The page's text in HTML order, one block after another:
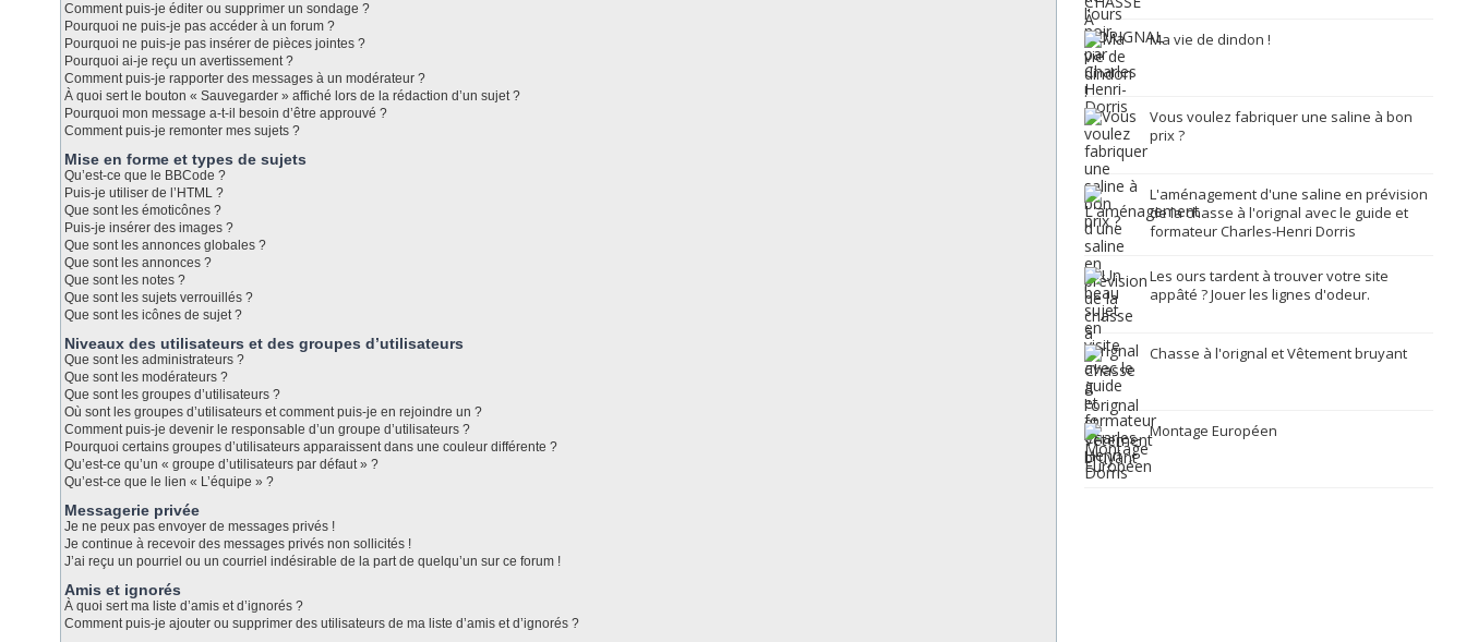
Comment puis-je éditer ou supprimer un sondage ?
Pourquoi ne puis-je pas accéder à un forum ?
Pourquoi ne puis-je pas insérer de pièces jointes ?
Pourquoi ai-je reçu un avertissement ?
Comment puis-je rapporter des messages à un modérateur ?
À quoi sert le bouton « Sauvegarder » affiché lors de la rédaction d’un sujet ?
Pourquoi mon message a-t-il besoin d’être approuvé ?
Comment puis-je remonter mes sujets ?
Mise en forme et types de sujets
Qu’est-ce que le BBCode ?
Puis-je utiliser de l’HTML ?
Que sont les émoticônes ?
Puis-je insérer des images ?
Que sont les annonces globales ?
Que sont les annonces ?
Que sont les notes ?
Que sont les sujets verrouillés ?
Que sont les icônes de sujet ?
Niveaux des utilisateurs et des groupes d’utilisateurs
Que sont les administrateurs ?
Que sont les modérateurs ?
Que sont les groupes d’utilisateurs ?
Où sont les groupes d’utilisateurs et comment puis-je en rejoindre un ?
Comment puis-je devenir le responsable d’un groupe d’utilisateurs ?
Pourquoi certains groupes d’utilisateurs apparaissent dans une couleur différente ?
Qu’est-ce qu’un « groupe d’utilisateurs par défaut » ?
Qu’est-ce que le lien « L’équipe » ?
Messagerie privée
Je ne peux pas envoyer de messages privés !
Je continue à recevoir des messages privés non sollicités !
J’ai reçu un pourriel ou un courriel indésirable de la part de quelqu’un sur ce forum !
Amis et ignorés
À quoi sert ma liste d’amis et d’ignorés ?
Comment puis-je ajouter ou supprimer des utilisateurs de ma liste d’amis et d’ignorés ?
Ma vie de dindon !
Vous voulez fabriquer une saline à bon
prix ?
L'aménagement d'une saline en prévision
de la chasse à l'orignal avec le guide et
formateur Charles-Henri Dorris
Les ours tardent à trouver votre site
appâté ? Jouer les lignes d'odeur.
Chasse à l'orignal et Vêtement bruyant
Montage Européen